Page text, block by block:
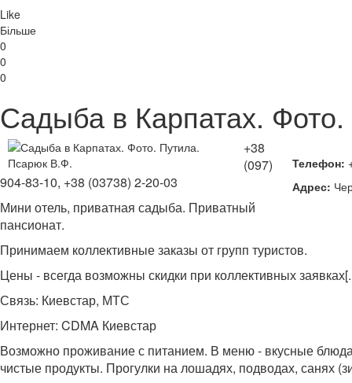
Like
Більше
0
0
0
Садыба в Карпатах.
Телефон:
Адрес:
+38
(097)
904-83-10, +38 (03738) 2-20-03
Мини отель, приватная садыба. Приватный
пансионат.
Принимаем коллективные заказы от групп туристов.
Цены - всегда возможны скидки при коллективных заявках[.
Связь: Киевстар, МТС
Интернет: CDMA Киевстар
Возможно проживание с питанием. В меню - вкусные блюда
чистые продукты. Прогулки на лошадях, подводах, санях